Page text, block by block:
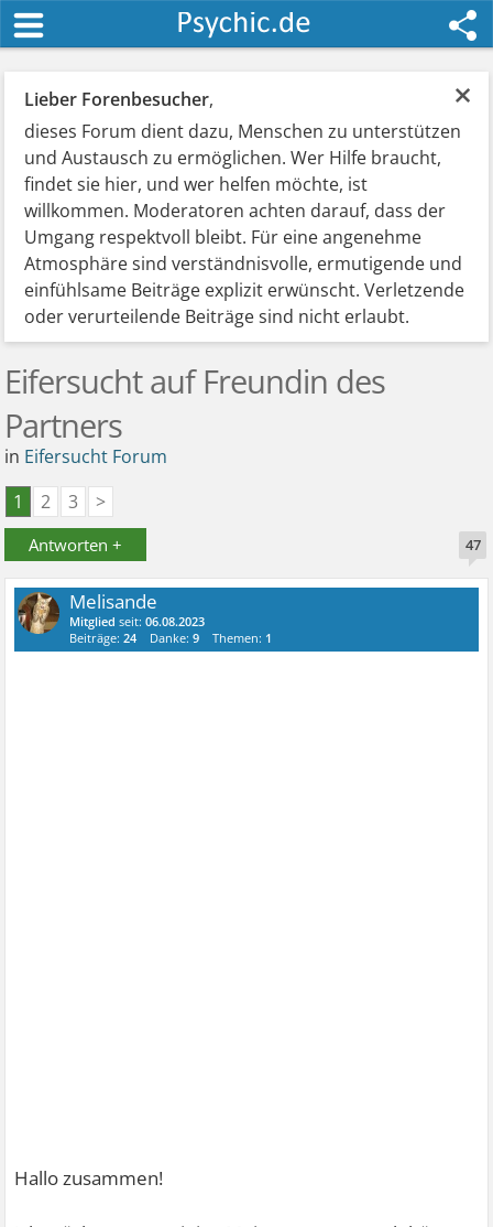
×
Lieber Forenbesucher,
dieses Forum dient dazu, Menschen zu unterstützen
und Austausch zu ermöglichen. Wer Hilfe braucht,
findet sie hier, und wer helfen möchte, ist
willkommen. Moderatoren achten darauf, dass der
Umgang respektvoll bleibt. Für eine angenehme
Atmosphäre sind verständnisvolle, ermutigende und
einfühlsame Beiträge explizit erwünscht. Verletzende
oder verurteilende Beiträge sind nicht erlaubt.
Eifersucht auf Freundin des
Partners
in Eifersucht Forum
1
2 3 >
Antworten + 47
Melisande
Mitglied seit:06.08.2023
Beiträge:24 Danke:9 Themen: 1
Hallo zusammen!